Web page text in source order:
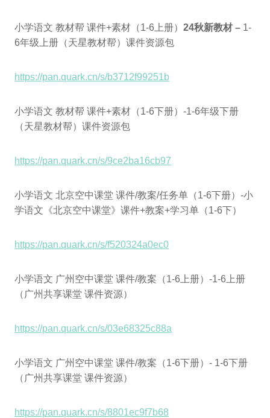
小学语文 教材帮 课件+素材（1-6上册） 24秋新教材 – 1-
6年级上册（天星教材帮）课件资源包
https://pan.quark.cn/s/b3712f99251b
小学语文 教材帮 课件+素材（1-6下册）-1-6年级下册
（天星教材帮）课件资源包
https://pan.quark.cn/s/9ce2ba16cb97
小学语文 北京空中课堂 课件/教案/任务单（1-6下册）-小
学语文《北京空中课堂》课件+教案+学习单（1-6下）
https://pan.quark.cn/s/f520324a0ec0
小学语文 广州空中课堂 课件/教案（1-6上册）-1-6上册
（广州共享课堂 课件资源）
https://pan.quark.cn/s/03e68325c88a
小学语文 广州空中课堂 课件/教案（1-6下册）- 1-6下册
（广州共享课堂 课件资源）
https://pan.quark.cn/s/8801ec9f7b68